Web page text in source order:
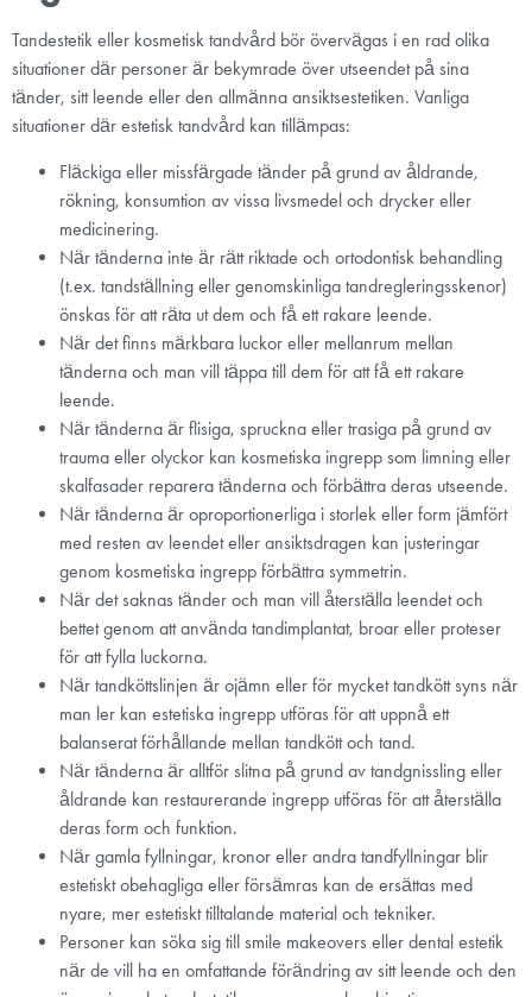
Tandestetik eller kosmetisk tandvård bör övervägas i en rad olika
situationer där personer är bekymrade över utseendet på sina
tänder, sitt leende eller den allmänna ansiktsestetiken. Vanliga
situationer där estetisk tandvård kan tillämpas:
Fläckiga eller missfärgade tänder på grund av åldrande,
rökning, konsumtion av vissa livsmedel och drycker eller
medicinering.
När tänderna inte är rätt riktade och ortodontisk behandling
(t.ex. tandställning eller genomskinliga tandregleringsskenor)
önskas för att räta ut dem och få ett rakare leende.
När det finns märkbara luckor eller mellanrum mellan
tänderna och man vill täppa till dem för att få ett rakare
leende.
När tänderna är flisiga, spruckna eller trasiga på grund av
trauma eller olyckor kan kosmetiska ingrepp som limning eller
skalfasader reparera tänderna och förbättra deras utseende.
När tänderna är oproportionerliga i storlek eller form jämfört
med resten av leendet eller ansiktsdragen kan justeringar
genom kosmetiska ingrepp förbättra symmetrin.
När det saknas tänder och man vill återställa leendet och
bettet genom att använda tandimplantat, broar eller proteser
för att fylla luckorna.
När tandköttslinjen är ojämn eller för mycket tandkött syns när
man ler kan estetiska ingrepp utföras för att uppnå ett
balanserat förhållande mellan tandkött och tand.
När tänderna är alltför slitna på grund av tandgnissling eller
åldrande kan restaurerande ingrepp utföras för att återställa
deras form och funktion.
När gamla fyllningar, kronor eller andra tandfyllningar blir
estetiskt obehagliga eller försämras kan de ersättas med
nyare, mer estetiskt tilltalande material och tekniker.
Personer kan söka sig till smile makeovers eller dental estetik
när de vill ha en omfattande förändring av sitt leende och den